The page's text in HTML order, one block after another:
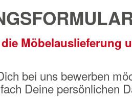
Möbelauslieferung
bei unsbewerben
Deine persönlichen